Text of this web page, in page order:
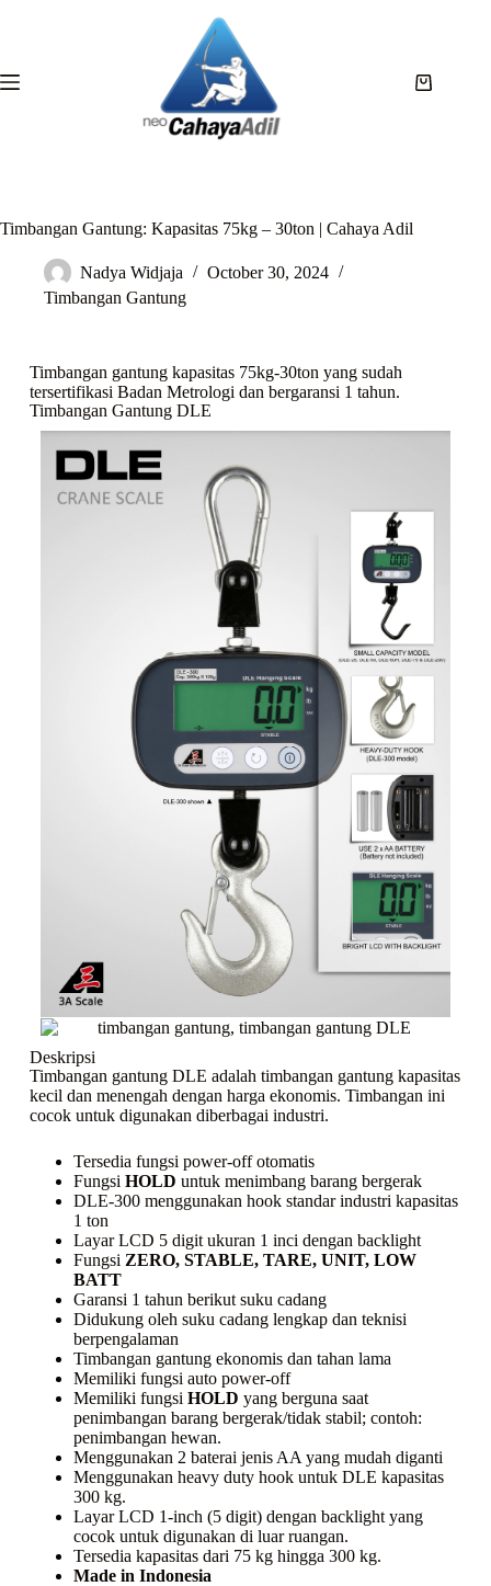
Timbangan Gantung: Kapasitas 75kg – 30ton | Cahaya Adil
Nadya Widjaja
October 30, 2024
Timbangan Gantung
Timbangan gantung kapasitas 75kg-30ton yang sudah
tersertifikasi Badan Metrologi dan bergaransi 1 tahun.
Timbangan Gantung DLE
Deskripsi
Timbangan gantung DLE adalah timbangan gantung kapasitas
kecil dan menengah dengan harga ekonomis. Timbangan ini
cocok untuk digunakan diberbagai industri.
Tersedia fungsi power-off otomatis
Fungsi HOLD untuk menimbang barang bergerak
DLE-300 menggunakan hook standar industri kapasitas
1 ton
Layar LCD 5 digit ukuran 1 inci dengan backlight
Fungsi ZERO, STABLE, TARE, UNIT, LOW
BATT
Garansi 1 tahun berikut suku cadang
Didukung oleh suku cadang lengkap dan teknisi
berpengalaman
Timbangan gantung ekonomis dan tahan lama
Memiliki fungsi auto power-off
Memiliki fungsi HOLD yang berguna saat
penimbangan barang bergerak/tidak stabil; contoh:
penimbangan hewan.
Menggunakan 2 baterai jenis AA yang mudah diganti
Menggunakan heavy duty hook untuk DLE kapasitas
300 kg.
Layar LCD 1-inch (5 digit) dengan backlight yang
cocok untuk digunakan di luar ruangan.
Tersedia kapasitas dari 75 kg hingga 300 kg.
Made in Indonesia